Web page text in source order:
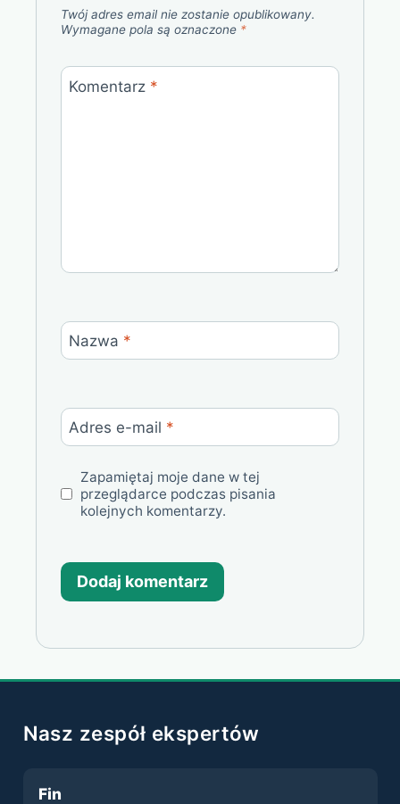
Twój adres email nie zostanie opublikowany.
Wymagane pola są oznaczone *
Komentarz *
Nazwa *
Adres e-mail *
Zapamiętaj moje dane w tej
przeglądarce podczas pisania
kolejnych komentarzy.
Nasz zespół ekspertów
Fin